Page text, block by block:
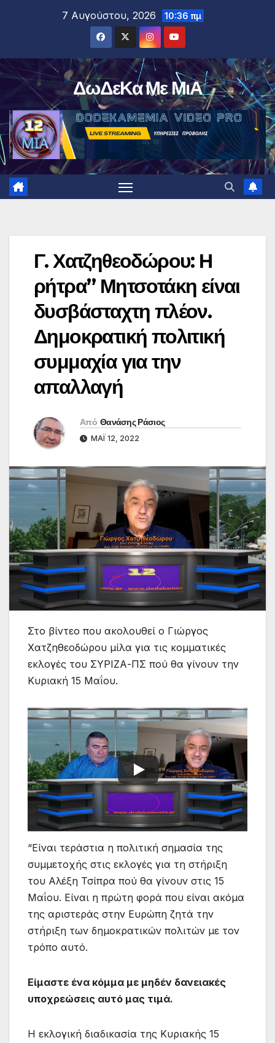
7 Αυγούστου, 2026 10:36 πμ
ΔωΔεΚα Με ΜιΑ
Γ. Χατζηθεοδώρου: Η
ρήτρα” Μητσοτάκη είναι
δυσβάσταχτη πλέον.
Δημοκρατική πολιτική
συμμαχία για την
απαλλαγή
Από Θανάσης Ράσιος
ΜΆΙ 12, 2022
Στο βίντεο που ακολουθεί ο Γιώργος
Χατζηθεοδώρου μίλα για τις κομματικές
εκλογές του ΣΥΡΙΖΑ-ΠΣ πού θα γίνουν την
Κυριακή 15 Μαΐου.
“Είναι τεράστια η πολιτική σημασία της
συμμετοχής στις εκλογές για τη στήριξη
του Αλέξη Τσίπρα πού θα γίνουν στις 15
Μαΐου. Είναι η πρώτη φορά που είναι ακόμα
της αριστεράς στην Ευρώπη ζητά την
στήριξη των δημοκρατικών πολιτών με τον
τρόπο αυτό.
Είμαστε ένα κόμμα με μηδέν δανειακές
υποχρεώσεις αυτό μας τιμά.
Η εκλογική διαδικασία της Κυριακής 15